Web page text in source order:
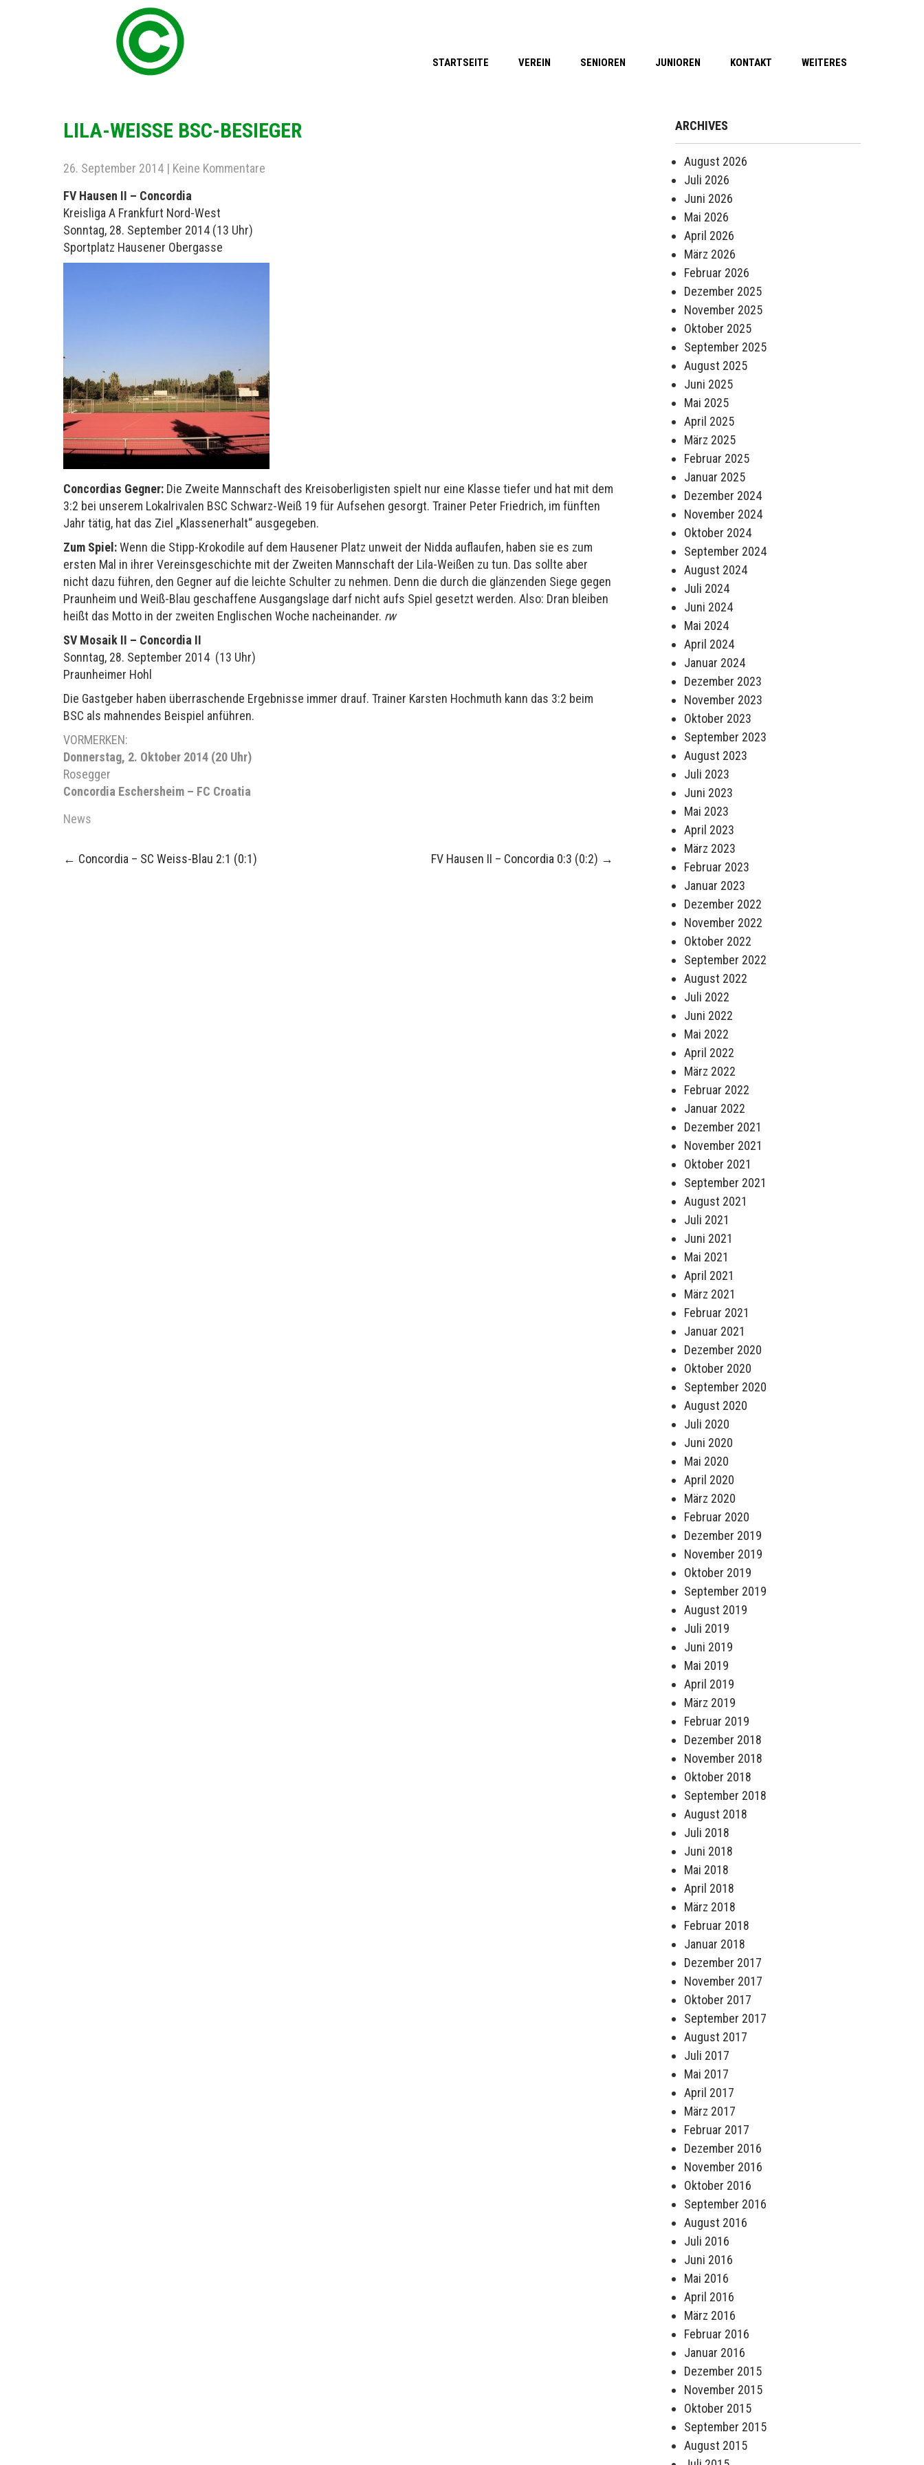
STARTSEITE VEREIN SENIOREN JUNIOREN KONTAKT WEITERES
LILA-WEISSE BSC-BESIEGER
26. September 2014 | Keine Kommentare
FV Hausen II – Concordia
Kreisliga A Frankfurt Nord-West
Sonntag, 28. September 2014 (13 Uhr)
Sportplatz Hausener Obergasse
Concordias Gegner: Die Zweite Mannschaft des Kreisoberligisten spielt nur eine Klasse tiefer und hat mit dem
3:2 bei unserem Lokalrivalen BSC Schwarz-Weiß 19 für Aufsehen gesorgt. Trainer Peter Friedrich, im fünften
Jahr tätig, hat das Ziel „Klassenerhalt“ ausgegeben.
Zum Spiel:Wenn die Stipp-Krokodile auf dem Hausener Platz unweit der Nidda auflaufen, haben sie es zum
ersten Mal in ihrer Vereinsgeschichte mit der Zweiten Mannschaft der Lila-Weißen zu tun. Das sollte aber
nicht dazu führen, den Gegner auf die leichte Schulter zu nehmen. Denn die durch die glänzenden Siege gegen
Praunheim und Weiß-Blau geschaffene Ausgangslage darf nicht aufs Spiel gesetzt werden. Also: Dran bleiben
heißt das Motto in der zweiten Englischen Woche nacheinander. rw
SV Mosaik II – Concordia II
Sonntag, 28. September 2014 (13 Uhr)
Praunheimer Hohl
Die Gastgeber haben überraschende Ergebnisse immer drauf. Trainer Karsten Hochmuth kann das 3:2 beim
BSC als mahnendes Beispiel anführen.
VORMERKEN:
Donnerstag, 2. Oktober 2014 (20 Uhr)
Rosegger
Concordia Eschersheim – FC Croatia
News
Post
← Concordia – SC Weiss-Blau 2:1 (0:1) FV Hausen II – Concordia 0:3 (0:2) →
ARCHIVES
August 2026
Juli 2026
Juni 2026
Mai 2026
April 2026
März 2026
Februar 2026
Dezember 2025
November 2025
Oktober 2025
September 2025
August 2025
Juni 2025
Mai 2025
April 2025
März 2025
Februar 2025
Januar 2025
Dezember 2024
November 2024
Oktober 2024
September 2024
August 2024
Juli 2024
Juni 2024
Mai 2024
April 2024
Januar 2024
Dezember 2023
November 2023
Oktober 2023
September 2023
August 2023
Juli 2023
Juni 2023
Mai 2023
April 2023
März 2023
Februar 2023
Januar 2023
Dezember 2022
November 2022
Oktober 2022
September 2022
August 2022
Juli 2022
Juni 2022
Mai 2022
April 2022
März 2022
Februar 2022
Januar 2022
Dezember 2021
November 2021
Oktober 2021
September 2021
August 2021
Juli 2021
Juni 2021
Mai 2021
April 2021
März 2021
Februar 2021
Januar 2021
Dezember 2020
Oktober 2020
September 2020
August 2020
Juli 2020
Juni 2020
Mai 2020
April 2020
März 2020
Februar 2020
Dezember 2019
November 2019
Oktober 2019
September 2019
August 2019
Juli 2019
Juni 2019
Mai 2019
April 2019
März 2019
Februar 2019
Dezember 2018
November 2018
Oktober 2018
September 2018
August 2018
Juli 2018
Juni 2018
Mai 2018
April 2018
März 2018
Februar 2018
Januar 2018
Dezember 2017
November 2017
Oktober 2017
September 2017
August 2017
Juli 2017
Mai 2017
April 2017
März 2017
Februar 2017
Dezember 2016
November 2016
Oktober 2016
September 2016
August 2016
Juli 2016
Juni 2016
Mai 2016
April 2016
März 2016
Februar 2016
Januar 2016
Dezember 2015
November 2015
Oktober 2015
September 2015
August 2015